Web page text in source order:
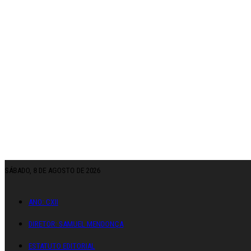
SÁBADO, 8 DE AGOSTO DE 2026
ANO: CXII
DIRETOR: SAMUEL MENDONÇA
ESTATUTO EDITORIAL